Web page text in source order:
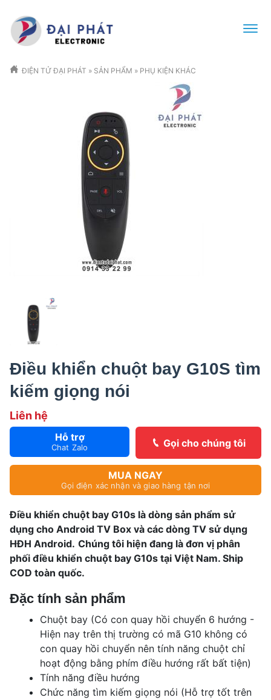
ĐIỆN TỬ ĐẠI PHÁT » SẢN PHẨM » PHỤ KIỆN KHÁC
Điều khiển chuột bay G10S tìm
kiếm giọng nói
Liên hệ
Gọi cho chúng tôi
Hỗ trợ
Chat Zalo
MUA NGAY
Gọi điện xác nhận và giao hàng tận nơi
Điều khiển chuột bay G10s là dòng sản phẩm sử
dụng cho Android TV Box và các dòng TV sử dụng
HĐH Android. Chúng tôi hiện đang là đơn vị phân
phối điều khiển chuột bay G10s tại Việt Nam. Ship
COD toàn quốc.
Đặc tính sản phẩm
Chuột bay (Có con quay hồi chuyển 6 hướng -
Hiện nay trên thị trường có mã G10 không có
con quay hồi chuyển nên tính năng chuột chỉ
hoạt động bằng phím điều hướng rất bất tiện)
Tính năng điều hướng
Chức năng tìm kiếm giọng nói (Hỗ trợ tốt trên